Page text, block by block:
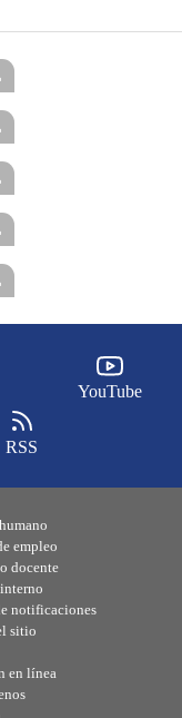
YouTube
RSS
empleo
docente
notificaciones
sitio
en línea